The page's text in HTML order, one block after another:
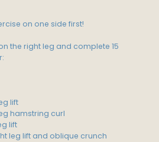
on one side first!
the right leg and complete 15
lift
hamstring curl
lift
leg lift and oblique crunch